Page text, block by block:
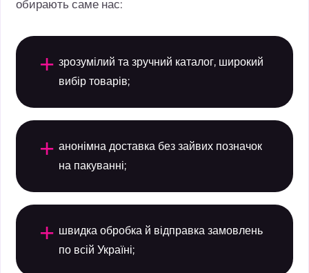
обирають саме нас:
+ зрозумілий та зручний каталог, широкий
вибір товарів;
+ анонімна доставка без зайвих позначок
на пакуванні;
+ швидка обробка й відправка замовлень
по всій Україні;